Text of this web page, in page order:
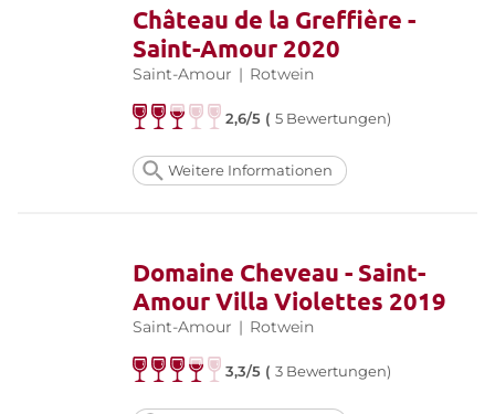
Château de la Greffière -
Saint-Amour 2020
Saint-Amour | Rotwein
2,6/5 (5 Bewertungen)
Weitere Informationen
Domaine Cheveau - Saint-
Amour Villa Violettes 2019
Saint-Amour | Rotwein
3,3/5 (3 Bewertungen)